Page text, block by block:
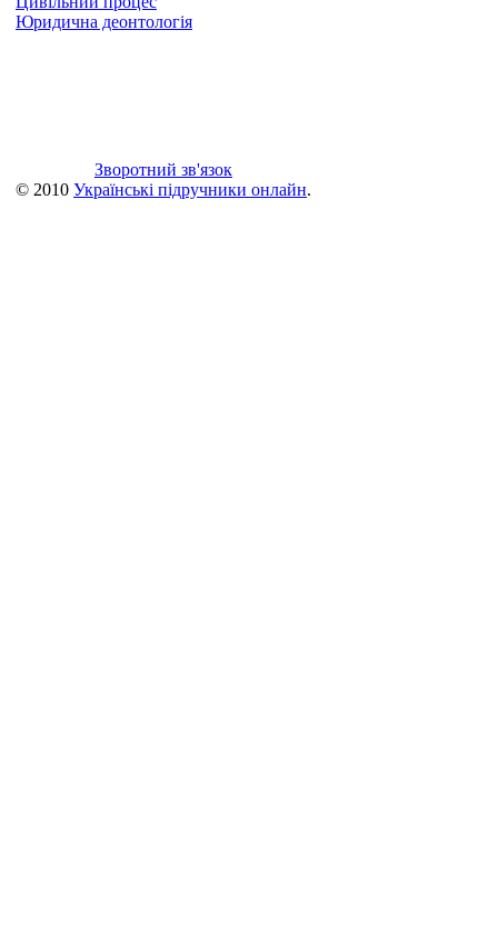
Юридична деонтологія
Зворотний зв'язок
© 2010 Українські підручники онлайн.